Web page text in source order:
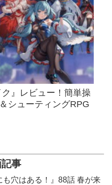
ク』レビュー！簡単操
シューティングRPG
事
も穴はある！』88話 春が来